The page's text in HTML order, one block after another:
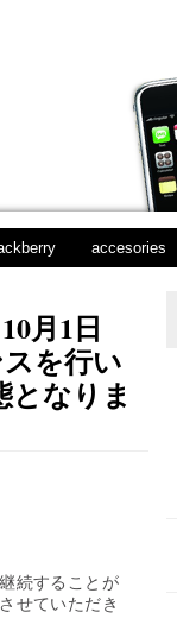
accesories
月1日
を行い
なりま
続することが
せていただき